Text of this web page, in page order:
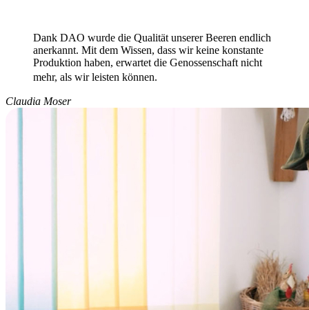
Dank DAO wurde die Qualität unserer Beeren endlich
anerkannt. Mit dem Wissen, dass wir keine konstante
Produktion haben, erwartet die Genossenschaft nicht
mehr, als wir leisten können.
Claudia Moser